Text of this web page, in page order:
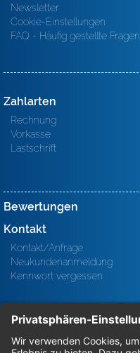
Newsletter
Cookie-Einstellungen
FAQ - Häufig gestellte Fragen
Zahlarten
Rechnung
Vorkasse
Lastschrift
Bewertungen
Kontakt
Kontakt/Anfrage
Neukundenanmeldung
Kennwort vergessen